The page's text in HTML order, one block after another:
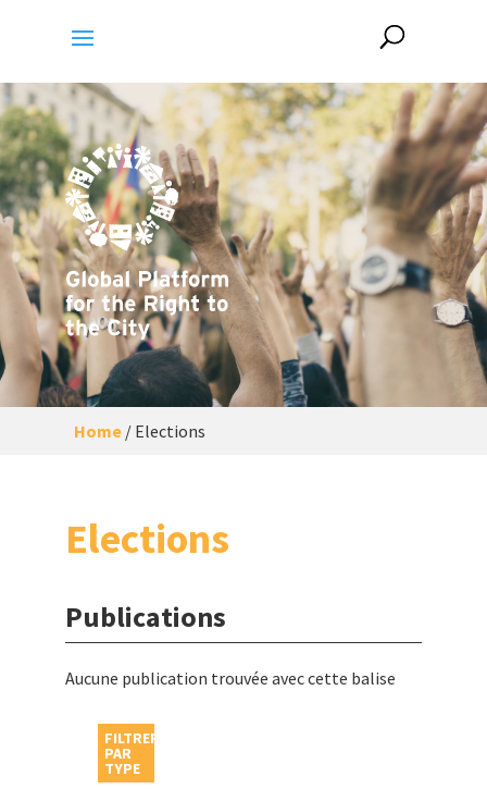
Home/ Elections
Elections
Publications
Aucune publication trouvée avec cette balise
FILTRER
PAR
TYPE